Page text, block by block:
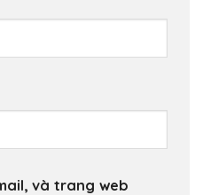
và trang web